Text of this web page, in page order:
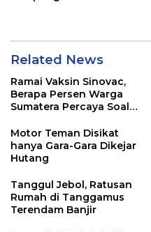
Related News
Ramai Vaksin Sinovac,
Berapa Persen Warga
Sumatera Percaya Soal
Motor Teman Disikat
hanya Gara-Gara Dikejar
Hutang
Tanggul Jebol, Ratusan
Rumah di Tanggamus
Terendam Banjir